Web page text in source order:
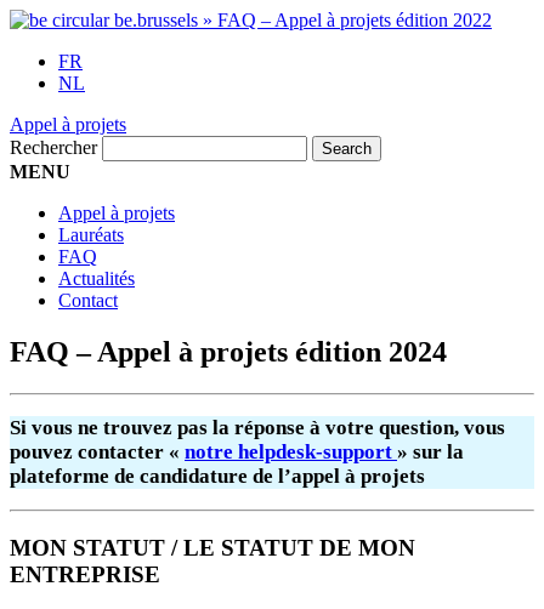
FR
NL
Appel à projets
Rechercher
MENU
Appel à projets
Lauréats
FAQ
Actualités
Contact
FAQ – Appel à projets édition 2024
Si vous ne trouvez pas la réponse à votre question, vous
pouvez contacter « notre helpdesk-support » sur la
plateforme de candidature de l’appel à projets
MON STATUT / LE STATUT DE MON
ENTREPRISE